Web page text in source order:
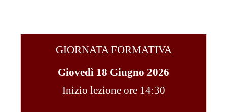
GIORNATA FORMATIVA
Giovedì 18 Giugno 2026
Inizio lezione ore 14:30